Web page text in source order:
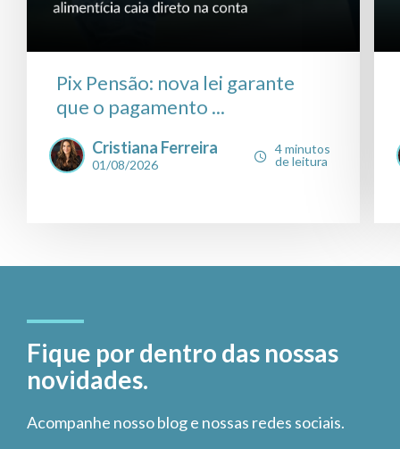
Pix Pensão: nova lei garante
que o pagamento ...
Cristiana Ferreira
01/08/2026
4 minutos
de leitura
Fique por dentro das nossas
novidades.
Acompanhe nosso blog e nossas redes sociais.